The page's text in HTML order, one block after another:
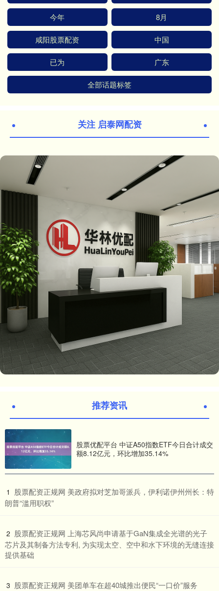
今年 8月
咸阳股票配资 中国
已为 广东
全部话题标签
关注 启泰网配资
推荐资讯
股票优配平台 中证A50指数ETF今日合计成交
额8.12亿元，环比增加35.14%
1 ​股票配资正规网 美政府拟对芝加哥派兵，伊利诺伊州州长：特
朗普“滥用职权”
2 ​股票配资正规网 上海芯风尚申请基于GaN集成全光谱的光子
芯片及其制备方法专利, 为实现太空、空中和水下环境的无缝连接
提供基础
3 ​股票配资正规网 美团单车在超40城推出便民“一口价”服务